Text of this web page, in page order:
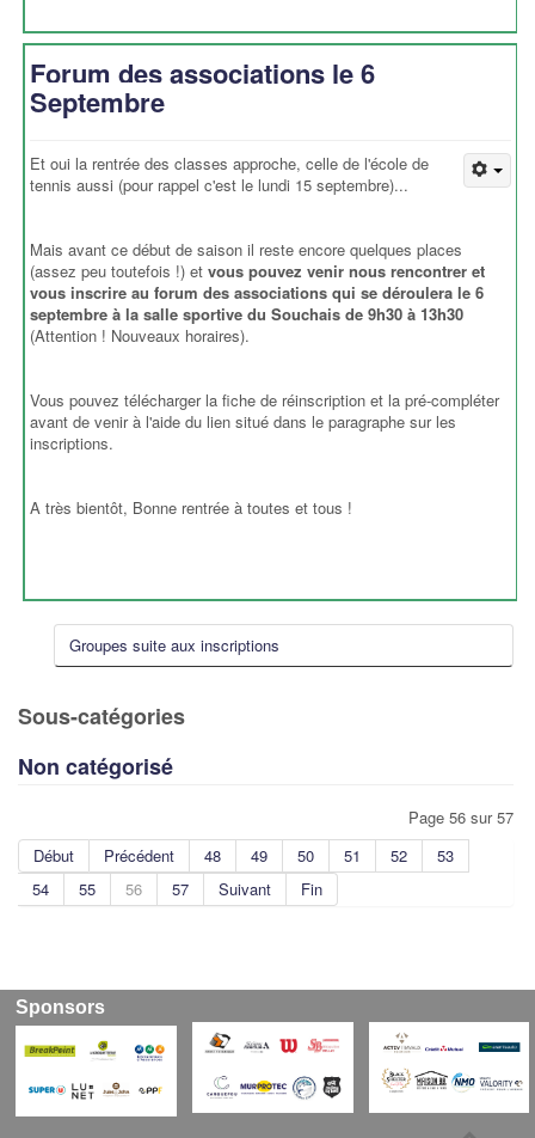
Forum des associations le 6
Septembre
Et oui la rentrée des classes approche, celle de l'école de
tennis aussi (pour rappel c'est le lundi 15 septembre)...
Mais avant ce début de saison il reste encore quelques places
(assez peu toutefois !) etvous pouvez venir nous rencontrer et
vous inscrire au forum des associations qui se déroulera le 6
septembre à la salle sportive du Souchais de 9h30 à 13h30
(Attention ! Nouveaux horaires).
Vous pouvez télécharger la fiche de réinscription et la pré-compléter
avant de venir à l'aide du lien situé dans le paragraphe sur les
inscriptions.
A très bientôt, Bonne rentrée à toutes et tous !
Groupes suite aux inscriptions
Sous-catégories
Non catégorisé
Page 56 sur 57
Début
Précédent 48 49 50 51 52
53
54
55 56 57 Suivant Fin
Sponsors